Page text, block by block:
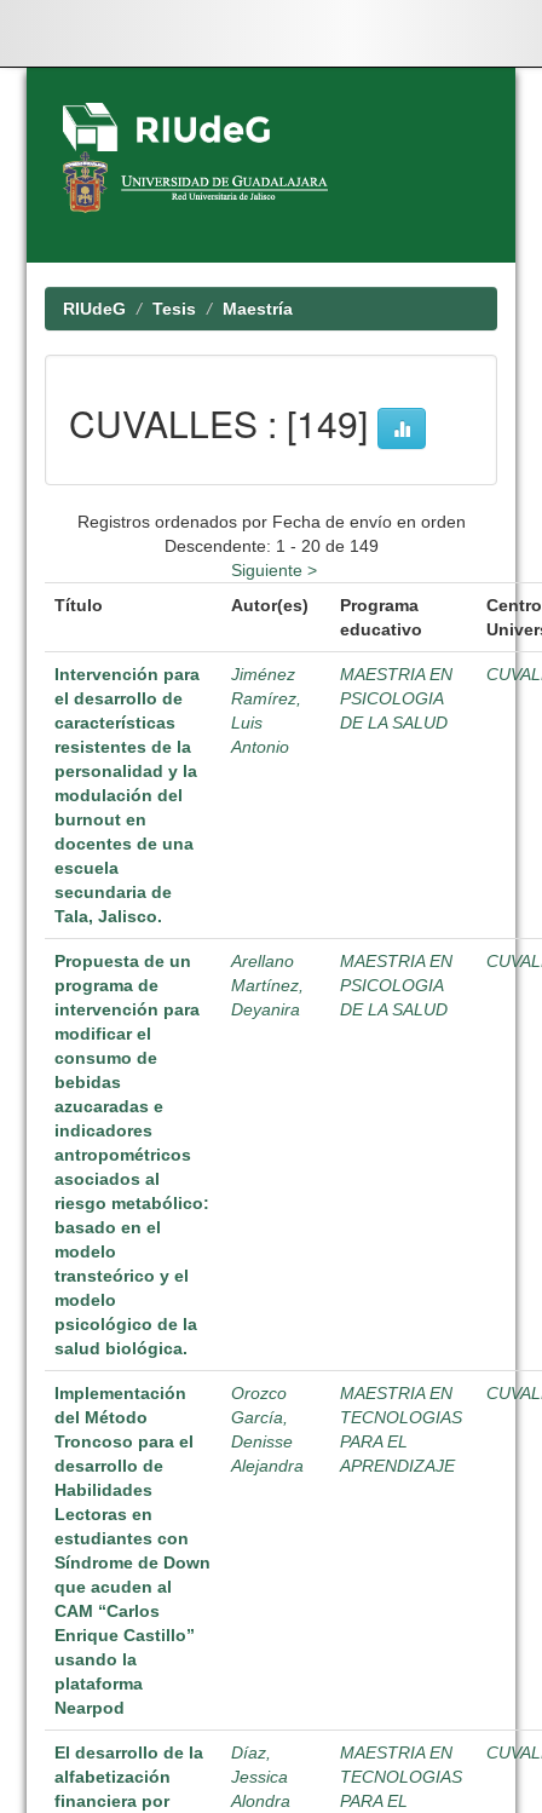
Skip
navigation
RIUdeG Tesis Maestría
CUVALLES : [149]
Registros ordenados por Fecha de envío en orden
Descendente: 1 - 20 de 149
Siguiente >
Título
Autor(es)
Programa
educativo
Centro
Intervención para
el desarrollo de
características
resistentes de la
personalidad y la
modulación del
burnout en
docentes de una
escuela
secundaria de
Tala, Jalisco.
Jiménez
Ramírez,
Luis
Antonio
MAESTRIA EN
PSICOLOGIA
DE LA SALUD
Propuesta de un
programa de
intervención para
modificar el
consumo de
bebidas
azucaradas e
indicadores
antropométricos
asociados al
riesgo metabólico:
basado en el
modelo
transteórico y el
modelo
psicológico de la
salud biológica.
Arellano
Martínez,
Deyanira
MAESTRIA EN
PSICOLOGIA
DE LA SALUD
Implementación
del Método
Troncoso para el
desarrollo de
Habilidades
Lectoras en
estudiantes con
Síndrome de Down
que acuden al
CAM “Carlos
Enrique Castillo”
usando la
plataforma
Nearpod
Orozco
García,
Denisse
Alejandra
MAESTRIA EN
TECNOLOGIAS
PARA EL
APRENDIZAJE
El desarrollo de la
alfabetización
financiera por
Díaz,
Jessica
Alondra
MAESTRIA EN
TECNOLOGIAS
PARA EL